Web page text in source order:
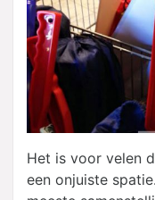
Het is voor velen
een onjuiste